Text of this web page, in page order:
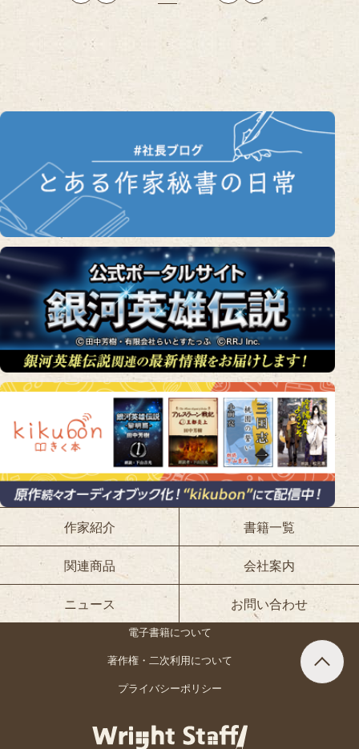
作家紹介 書籍一覧
関連商品 会社案内
ニュース お問い合わせ
電子書籍について
著作権・二次利用について
プライバシーポリシー